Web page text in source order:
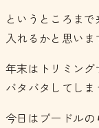
というところま
入れるかと思いま
年末はトリミング
バタバタしてしま
今日はプードルの